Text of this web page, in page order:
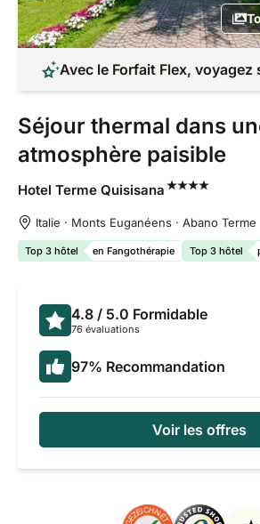
Avec le Forfait Flex, voyagez
Séjour thermal dans
atmosphère paisible
Hotel Terme Quisisana
Italie · Monts Euganéens · Abano Terme
Top 3 hôtel en Fangothérapie Top 3 hôtel
4.8 / 5.0 Formidable
76 évaluations
97% Recommandation
Voir les offres